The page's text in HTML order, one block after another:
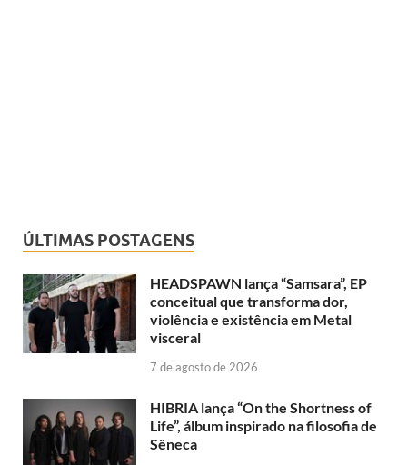
ÚLTIMAS POSTAGENS
HEADSPAWN lança “Samsara”, EP
conceitual que transforma dor,
violência e existência em Metal
visceral
7 de agosto de 2026
HIBRIA lança “On the Shortness of
Life”, álbum inspirado na filosofia de
Sêneca